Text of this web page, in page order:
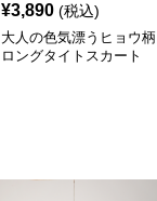
¥3,890 (税込)
大人の色気漂うヒョウ柄
ロングタイトスカート